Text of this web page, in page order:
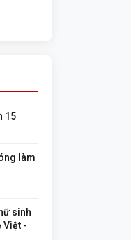
15
làm
sinh
Việt -